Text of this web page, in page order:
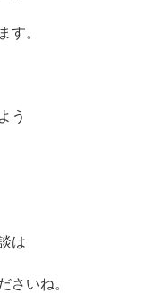
す。
う
は
さいね。